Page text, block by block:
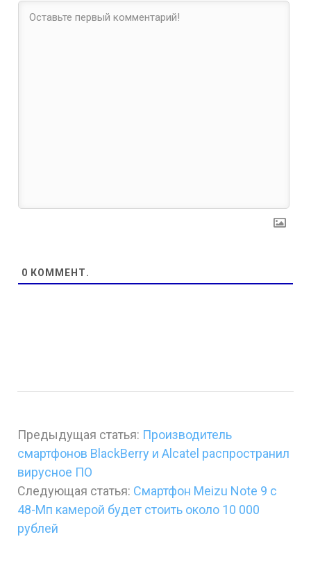
0 КОММЕНТ.
Предыдущая статья: Производитель
смартфонов BlackBerry и Alcatel распространил
вирусное ПО
Следующая статья: Смартфон Meizu Note 9 с
48-Мп камерой будет стоить около 10 000
рублей